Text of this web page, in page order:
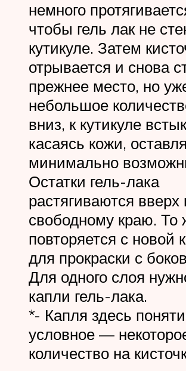
немного
чтобы гель лак не
кутикуле. Затем
отрывается и снова
прежнее место, но
небольшое
вниз, к кутикуле
касаясь кожи,
минимально
Остатки гель-лака
растягиваются вверх
свободному краю. То
повторяется с новой
для прокраски с
Для одного слоя
капли гель-лака.
*- Капля здесь
условное —
количество на